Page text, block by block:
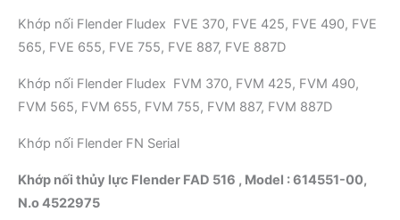
Khớp nối Flender Fludex FVE 370, FVE 425, FVE 490, FVE
565, FVE 655, FVE 755, FVE 887, FVE 887D
Khớp nối Flender Fludex FVM 370, FVM 425, FVM 490,
FVM 565, FVM 655, FVM 755, FVM 887, FVM 887D
Khớp nối Flender FN Serial
Khớp nối thủy lực Flender FAD 516 , Model : 614551-00,
N.o 4522975